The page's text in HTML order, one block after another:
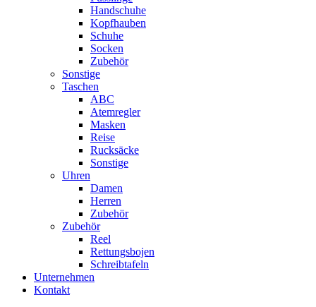
Handschuhe
Kopfhauben
Schuhe
Socken
Zubehör
Sonstige
Taschen
ABC
Atemregler
Masken
Reise
Rucksäcke
Sonstige
Uhren
Damen
Herren
Zubehör
Zubehör
Reel
Rettungsbojen
Schreibtafeln
Unternehmen
Kontakt